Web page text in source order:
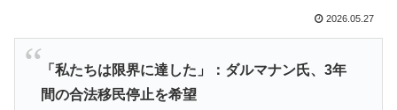
海外「ディズニーがゴミのようだ！」日本がアニメ化し
た米人気SF作品に絶賛の声が殺到中
【海外の反応】冨安健洋がクリスタル・パレス加入へ
「アーセナルサポの好きなクラブで良かった」
2026.05.27
「私たちは限界に達した」：ダルマナン氏、3年
間の合法移民停止を希望